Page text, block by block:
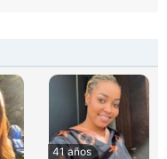
41 años